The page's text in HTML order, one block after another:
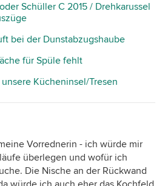
Schüller C 2015 / Drehkarussel
bei der Dunstabzugshaube
für Spüle fehlt
Kücheninsel/Tresen
Vorrednerin - ich würde mir
überlegen und wofür ich
Die Nische an der Rückwand